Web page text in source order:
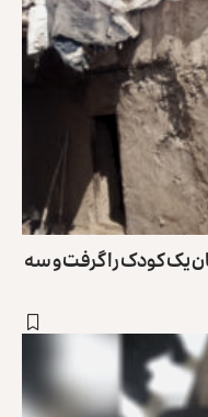
یک کودک را گرفت و سه